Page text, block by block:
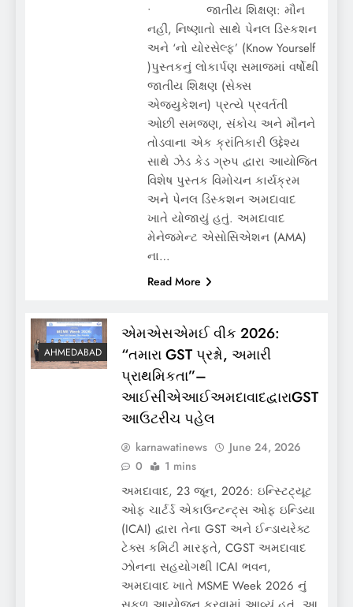
• જાતીય શિક્ષણ: મૌન
નહીં, નિષ્ણાતો સાથે પેનલ ડિસ્કશન
અને ‘નો યોરસેલ્ફ’ (Know Yourself
)પુસ્તકનું લોકાર્પણ સમાજમાં વર્ષોથી
જાતીય શિક્ષણ (સેક્સ
એજ્યુકેશન) પ્રત્યે પ્રવર્તતી
ઓછી સમજણ, સંકોચ અને મૌનને
તોડવાના એક ક્રાંતિકારી ઉદ્દેશ્ય
સાથે ઝેડ કેડ ગ્રુપ દ્વારા આયોજિત
વિશેષ પુસ્તક વિમોચન કાર્યક્રમ
અને પેનલ ડિસ્કશન અમદાવાદ
ખાતે યોજાયું હતું. અમદાવાદ
મેનેજમેન્ટ એસોસિએશન (AMA)
ના…
Read More
AHMEDABAD
એમએસએમઈ વીક 2026:
“તમારા GST પ્રશ્નો, અમારી
પ્રાથમિકતા”–
આઈસીએઆઈઅમદાવાદદ્વારાGST
આઉટરીચ પહેલ
karnawatinews
June 24, 2026
0
1 mins
અમદાવાદ, 23 જૂન, 2026: ઇન્સ્ટિટ્યૂટ
ઓફ ચાર્ટર્ડ એકાઉન્ટન્ટ્સ ઓફ ઇન્ડિયા
(ICAI) દ્વારા તેના GST અને ઈન્ડાયરેક્ટ
ટેક્સ કમિટી મારફતે, CGST અમદાવાદ
ઝોનના સહયોગથી ICAI ભવન,
અમદાવાદ ખાતે MSME Week 2026 નું